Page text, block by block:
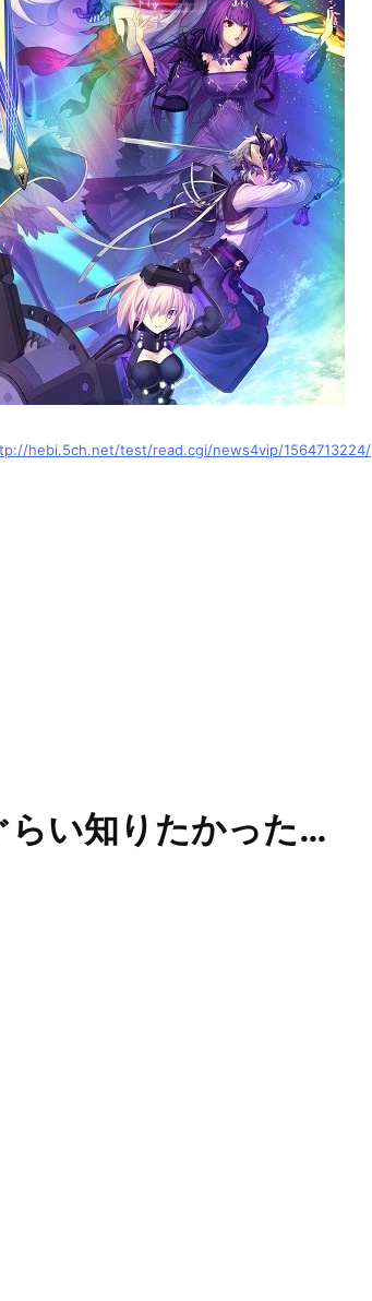
hebi.5ch.net/test/read.cgi/news4vip/1564713224/
らい知りたかった…